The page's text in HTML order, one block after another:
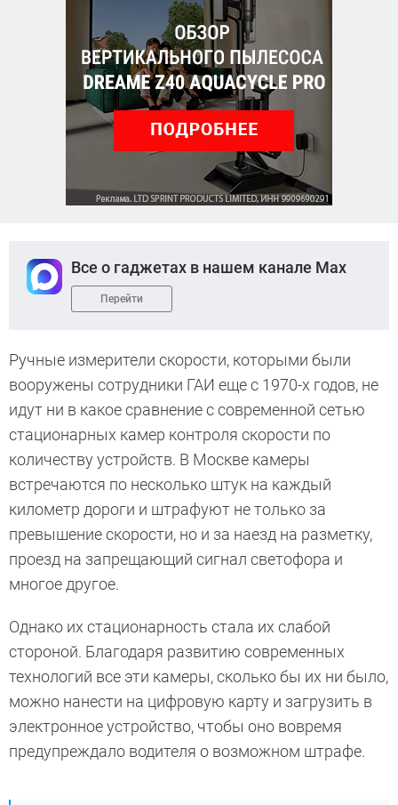
Все о гаджетах в нашем канале Max
Перейти
Ручные измерители скорости, которыми были
вооружены сотрудники ГАИ еще с 1970-х годов, не
идут ни в какое сравнение с современной сетью
стационарных камер контроля скорости по
количеству устройств. В Москве камеры
встречаются по несколько штук на каждый
километр дороги и штрафуют не только за
превышение скорости, но и за наезд на разметку,
проезд на запрещающий сигнал светофора и
многое другое.
Однако их стационарность стала их слабой
стороной. Благодаря развитию современных
технологий все эти камеры, сколько бы их ни было,
можно нанести на цифровую карту и загрузить в
электронное устройство, чтобы оно вовремя
предупреждало водителя о возможном штрафе.